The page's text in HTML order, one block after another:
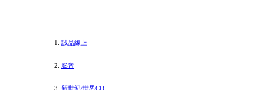
誠品線上
影音
新世紀/世界CD